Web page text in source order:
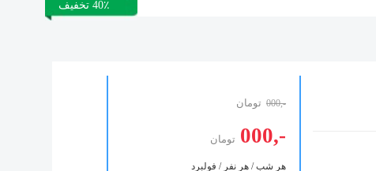
40٪ تخفیف
-,000 تومان
-,000 تومان
هر شب / هر نفر / فولبرد